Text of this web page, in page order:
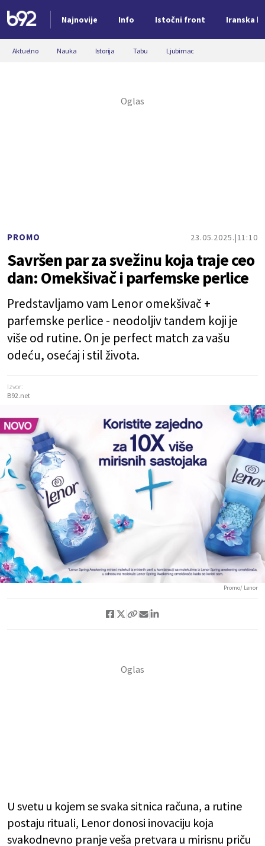
Najnovije Info Istočni front Iranska
Nova vest
Aktuelno Nauka Istorija Tabu Ljubimac
PROMO 23.05.2025. 11:10
Savršen par za svežinu koja traje ceo
dan: Omekšivač i parfemske perlice
Predstavljamo vam Lenor omekšivač +
parfemske perlice - neodoljiv tandem koji je
više od rutine. On je perfect match za vašu
odeću, osećaj i stil života.
Izvor:
B92.net
Promo/ Lenor
U svetu u kojem se svaka sitnica računa, a rutine
postaju rituali, Lenor donosi inovaciju koja
svakodnevno pranje veša pretvara u mirisnu priču